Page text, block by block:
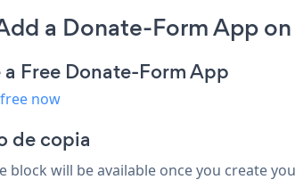
a Donate-Form App
Free Donate-Form App
now
de copia
block will be available once you create